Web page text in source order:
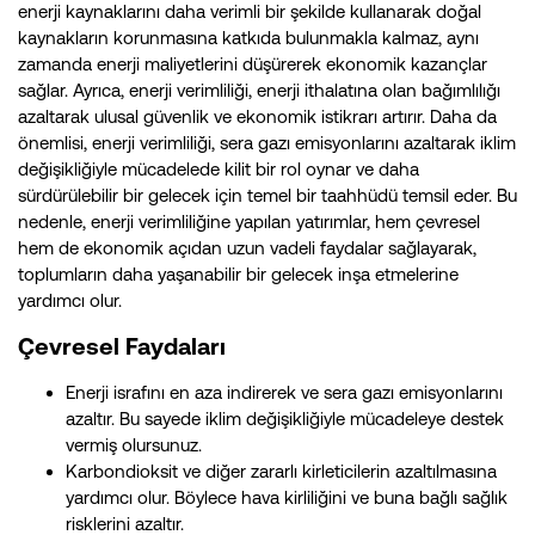
enerji kaynaklarını daha verimli bir şekilde kullanarak doğal
kaynakların korunmasına katkıda bulunmakla kalmaz, aynı
zamanda enerji maliyetlerini düşürerek ekonomik kazançlar
sağlar. Ayrıca, enerji verimliliği, enerji ithalatına olan bağımlılığı
azaltarak ulusal güvenlik ve ekonomik istikrarı artırır. Daha da
önemlisi, enerji verimliliği, sera gazı emisyonlarını azaltarak iklim
değişikliğiyle mücadelede kilit bir rol oynar ve daha
sürdürülebilir bir gelecek için temel bir taahhüdü temsil eder. Bu
nedenle, enerji verimliliğine yapılan yatırımlar, hem çevresel
hem de ekonomik açıdan uzun vadeli faydalar sağlayarak,
toplumların daha yaşanabilir bir gelecek inşa etmelerine
yardımcı olur.
Çevresel Faydaları
Enerji israfını en aza indirerek ve sera gazı emisyonlarını
azaltır. Bu sayede iklim değişikliğiyle mücadeleye destek
vermiş olursunuz.
Karbondioksit ve diğer zararlı kirleticilerin azaltılmasına
yardımcı olur. Böylece hava kirliliğini ve buna bağlı sağlık
risklerini azaltır.